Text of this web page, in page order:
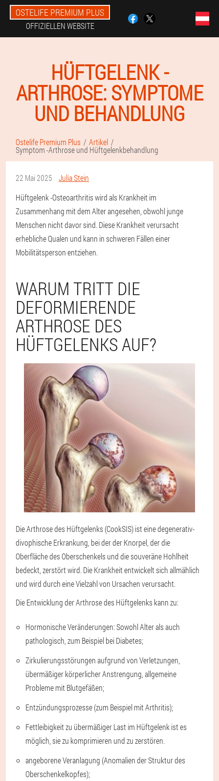
OSTELIFE PREMIUM PLUS
OFFIZIELLEN WEBSITE
HÜFTGELENK -
ARTHROSE: SYMPTOME
UND BEHANDLUNG
Ostelife Premium Plus Artikel
Symptom -Arthrose und Hüftgelenkbehandlung
22 Mai 2025
Julia Stein
Hüftgelenk -Osteoarthritis wird als Krankheit im
Zusammenhang mit dem Alter angesehen, obwohl junge
Menschen nicht davor sind. Diese Krankheit verursacht
erhebliche Qualen und kann in schweren Fällen einer
Mobilitätsperson entziehen.
WARUM TRITT DIE
DEFORMIERENDE
ARTHROSE DES
HÜFTGELENKS AUF?
Die Arthrose des Hüftgelenks (CookSIS) ist eine degenerativ-
divophische Erkrankung, bei der der Knorpel, der die
Oberfläche des Oberschenkels und die souveräne Hohlheit
bedeckt, zerstört wird. Die Krankheit entwickelt sich allmählich
und wird durch eine Vielzahl von Ursachen verursacht.
Die Entwicklung der Arthrose des Hüftgelenks kann zu:
Hormonische Veränderungen: Sowohl Alter als auch
pathologisch, zum Beispiel bei Diabetes;
Zirkulierungsstörungen aufgrund von Verletzungen,
übermäßiger körperlicher Anstrengung, allgemeine
Probleme mit Blutgefäßen;
Entzündungsprozesse (zum Beispiel mit Arthritis);
Fettleibigkeit zu übermäßiger Last im Hüftgelenk ist es
möglich, sie zu komprimieren und zu zerstören.
angeborene Veranlagung (Anomalien der Struktur des
Oberschenkelkopfes);